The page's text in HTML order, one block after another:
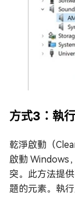
方式3：執
乾淨啟動（
啟動 Windows
突。此方法提
題的元素。執